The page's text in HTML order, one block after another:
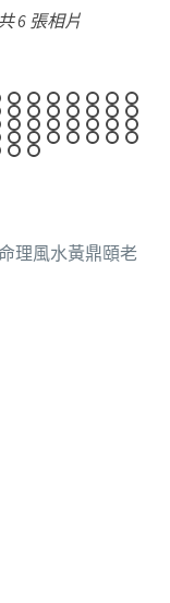
共 9 張相片
理風水黃鼎頤老